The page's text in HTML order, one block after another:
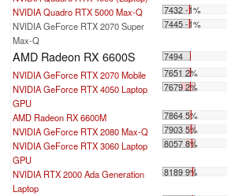
NVIDIA Quadro RTX 5000 Max-Q
7432 -1%
NVIDIA GeForce RTX 2070 Super
Max-Q
7445 -1%
AMD Radeon RX 6600S
7494
NVIDIA GeForce RTX 2070 Mobile
7651 2%
NVIDIA GeForce RTX 4050 Laptop
GPU
7679 2%
AMD Radeon RX 6600M
7864 5%
NVIDIA GeForce RTX 2080 Max-Q
7903 5%
NVIDIA GeForce RTX 3060 Laptop
GPU
8057 8%
NVIDIA RTX 2000 Ada Generation
Laptop
8189 9%